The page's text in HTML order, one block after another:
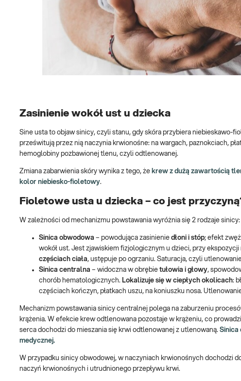
Zasinienie wokół ust u dziecka
Sine usta to objaw sinicy, czyli stanu, gdy skóra przybiera niebieskawo-
prześwitują przez nią naczynia krwionośne: na wargach, paznokciach,
hemoglobiny pozbawionej tlenu, czyli odtlenowanej.
Zmiana zabarwienia skóry wynika z tego, że krew z dużą zawartością
kolor niebiesko-fioletowy.
Fioletowe usta u dziecka – co jest
W zależności od mechanizmu powstawania wyróżnia się 2 rodzaje sinicy:
Sinica obwodowa – powodująca zasinienie dłoni i stóp; efekt
wokół ust. Jest zjawiskiem fizjologicznym u dzieci, przy
częściach ciała, ustępuje po ogrzaniu. Saturacja, czyli
Sinica centralna – widoczna w obrębie tułowia i głowy,
chorób hematologicznych. Lokalizuje się w ciepłych okolicach:
częściach kończyn, płatkach uszu, na koniuszku nosa.
Mechanizm powstawania sinicy centralnej polega na zaburzeniu
krążenia. W efekcie krew odtlenowana pozostaje w krążeniu, co
serca dochodzi do mieszania się krwi odtlenowanej z utlenowaną. Sinica
medycznej.
W przypadku sinicy obwodowej, w naczyniach krwionośnych dochodzi
naczyń krwionośnych i utrudnionego przepływu krwi.